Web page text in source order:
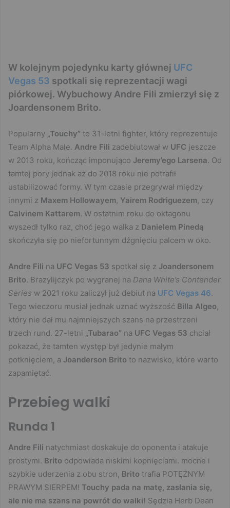
W kolejnym pojedynku karty głównej UFC
Vegas 53 spotkali się reprezentacji wagi
piórkowej. Wybuchowy Andre Fili zmierzył się z
Joardensonem Brito.
Popularny „Touchy” to 31-letni fighter, który reprezentuje
Team Alpha Male. Andre Fili zadebiutował w UFC jeszcze
w 2013 roku, kończąc imponująco Jeremy’ego Larsena. Od
tamtej pory jednak aż do 2018 roku nie potrafił
ustabilizować formy. W tym czasie przegrywał między
innymi z Maxem Hollowayem, Yairem Rodriguezem, czy
Calvinem Kattarem. W ostatnim roku do oktagonu
wyszedł tylko raz, choć jego walka z Danielem Pinedą
skończyła się po niefortunnym dźgnięciu palcem w oko.
Andre Fili na UFC Vegas 53 spotkał się z Joandersonem
Brito. Brazylijczyk po wygranej na Dana White’s Contender
Series w 2021 roku zaliczył już debiut na UFC Vegas 46.
Tego wieczoru musiał jednak uznać wyższość Billa Algeo,
który nie dał mu najmniejszych szans na przestrzeni
trzech rund. 27-letni „Tubarao” na UFC Vegas 53 chciał
pokazać, że tamten występ był jedynie małym
potknięciem, a Joanderson Brito to nazwisko, które warto
zapamiętać.
Przebieg walki
Runda 1
Andre Fili natychmiast doskakuje do oponenta i atakuje
prostymi. Brito odpowiada niskimi kopnięciami. mocne i
szybkie uderzenia z obu stron, Brito trafia POTĘŻNYM
PRAWYM SIERPEM! Touchy pada na matę, zasłania się,
ale nie ma szans na powrót do walki! Sędzia Herb Dean